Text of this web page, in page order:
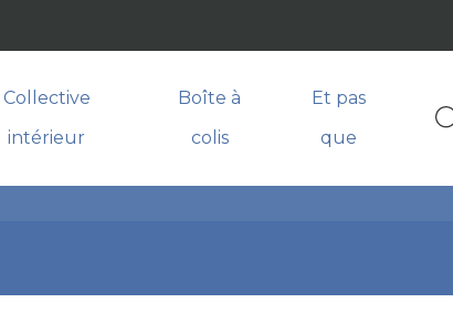
Collective
intérieur
Boîte à
colis
Et pas
que